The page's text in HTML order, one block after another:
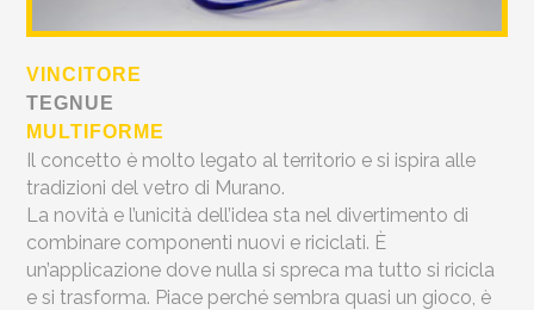
VINCITORE
TEGNUE
MULTIFORME
Il concetto è molto legato al territorio e si ispira alle
tradizioni del vetro di Murano.
La novità e l’unicità dell’idea sta nel divertimento di
combinare componenti nuovi e riciclati. È
un’applicazione dove nulla si spreca ma tutto si ricicla
e si trasforma. Piace perché sembra quasi un gioco, è